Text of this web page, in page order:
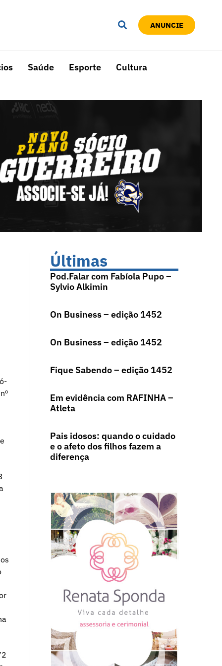
ANUNCIE
Saúde Esporte Cultura
Últimas
Pod.Falar com Fabíola Pupo –
Sylvio Alkimin
On Business – edição 1452
On Business – edição 1452
Fique Sabendo – edição 1452
Em evidência com RAFINHA –
Atleta
Pais idosos: quando o cuidado
e o afeto dos filhos fazem a
diferença